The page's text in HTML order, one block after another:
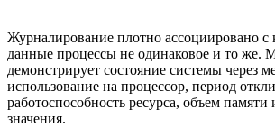
Журналирование плотно ассоциировано с
данные процессы не одинаковое и то же.
демонстрирует состояние системы через
использование на процессор, период
работоспособность ресурса, объем
значения.